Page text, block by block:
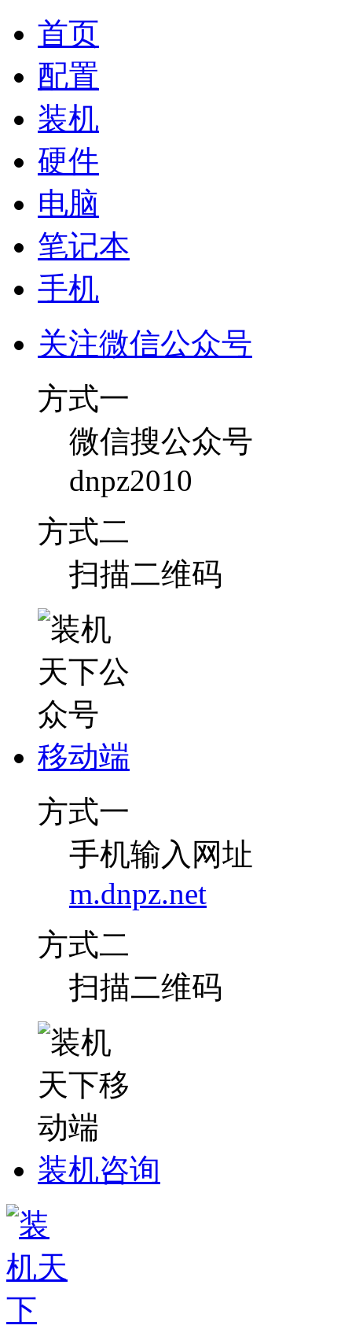
首页
配置
装机
硬件
电脑
笔记本
手机
关注微信公众号
方式一
微信搜公众号
dnpz2010
方式二
扫描二维码
移动端
方式一
手机输入网址
m.dnpz.net
方式二
扫描二维码
装机咨询